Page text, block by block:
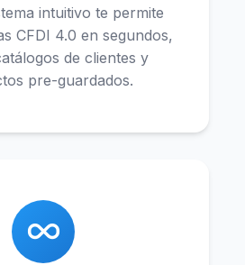
intuitivo te permite
CFDI 4.0 en segundos,
de clientes y
pre-guardados.